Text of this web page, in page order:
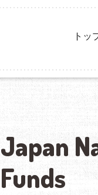
トッ
Japan
Funds